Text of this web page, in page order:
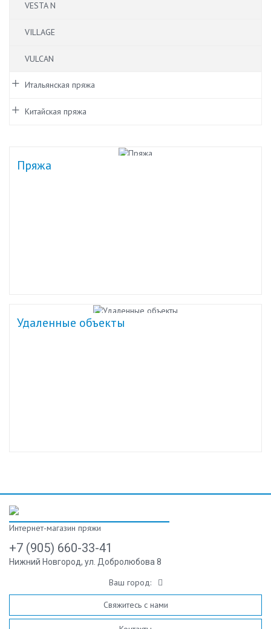
VESTA N
VILLAGE
VULCAN
Итальянская пряжа
Китайская пряжа
Пряжа
Удаленные объекты
Интернет-магазин пряжи
+7 (905) 660-33-41
Нижний Новгород, ул. Добролюбова 8
Ваш город:
Свяжитесь с нами